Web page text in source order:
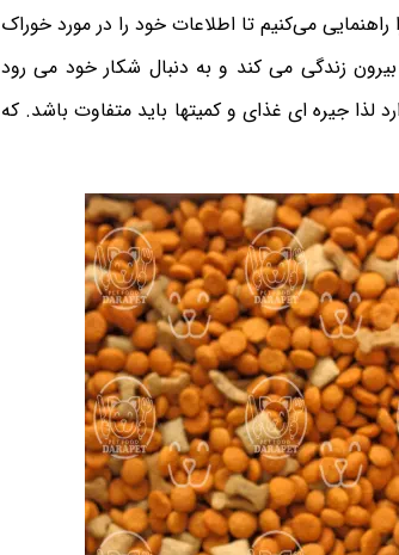
می‌کنیم تا اطلاعات خود را در مورد خوراک
زندگی می کند و به دنبال شکار خود می رود
جیره ای غذای و کمیتها باید متفاوت باشد. که